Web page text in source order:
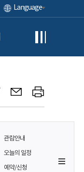
Language
관람안내
오늘의 일정
예약/신청